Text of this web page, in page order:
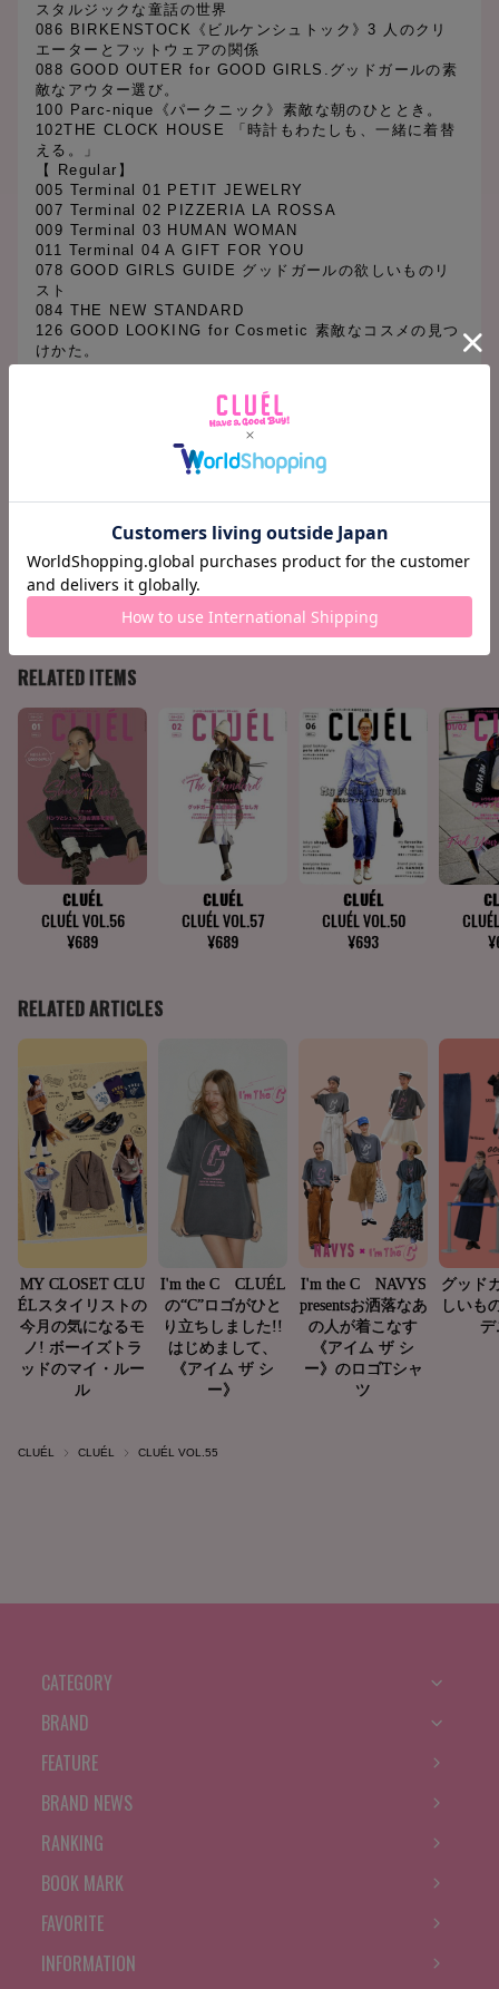
スタルジックな童話の世界
086 BIRKENSTOCK《ビルケンシュトック》3 人のクリ
エーターとフットウェアの関係
088 GOOD OUTER for GOOD GIRLS.グッドガールの素
敵なアウター選び。
100 Parc-nique《パークニック》素敵な朝のひととき。
102THE CLOCK HOUSE 「時計もわたしも、一緒に着替
える。」
【 Regular】
005 Terminal 01 PETIT JEWELRY
007 Terminal 02 PIZZERIA LA ROSSA
009 Terminal 03 HUMAN WOMAN
011 Terminal 04 A GIFT FOR YOU
078 GOOD GIRLS GUIDE グッドガールの欲しいものリ
スト
084 THE NEW STANDARD
126 GOOD LOOKING for Cosmetic 素敵なコスメの見つ
けかた。
130 Terminal 06 ORIGINAL EGG SANDWICH
131 Terminal 07 COTO MONO MICHI AT TOKYO
CLUÉL CLUÉL CLUÉL VOL.55
CATEGORY
BRAND
FEATURE
BRAND NEWS
RANKING
BOOK MARK
FAVORITE
INFORMATION